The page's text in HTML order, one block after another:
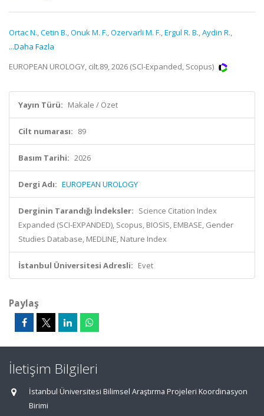
Ortac N.,Cetin B.,Onuk M. F.,Ozervarli M. F.,Ergul R. B.,Aydin R.,
...Daha Fazla
EUROPEAN UROLOGY, cilt.89, 2026 (SCI-Expanded, Scopus)
Yayın Türü: Makale / Özet
Cilt numarası: 89
Basım Tarihi: 2026
Dergi Adı: EUROPEAN UROLOGY
Derginin Tarandığı İndeksler: Science Citation Index
Expanded (SCI-EXPANDED), Scopus, BIOSIS, EMBASE, Gender
Studies Database, MEDLINE, Nature Index
İstanbul Üniversitesi Adresli: Evet
Paylaş
İletişim Bilgileri
İstanbul Üniversitesi Bilimsel Araştırma Projeleri Koordinasyon
Birimi